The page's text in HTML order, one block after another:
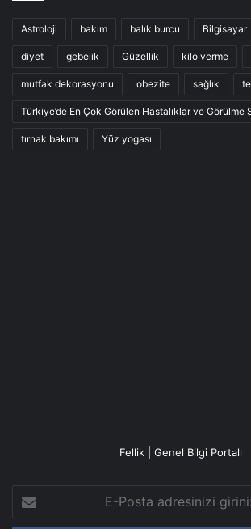
Astroloji bakım balık burcu Bilgisayar
diyet gebelik Güzellik kilo verme
mutfak dekorasyonu obezite sağlık
Türkiye’de En Çok Görülen Hastalıklar ve Görülme
tırnak bakımı Yüz yogası
Fellik | Genel Bilgi Portalı
Posta